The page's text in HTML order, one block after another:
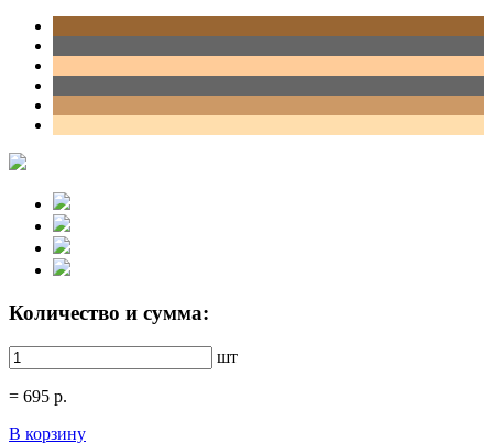
Количество и сумма:
шт
= 695 р.
В корзину